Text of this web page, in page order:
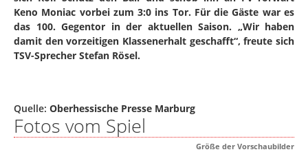
Keno Moniac vorbei zum 3:0 ins Tor. Für die Gäste war es
das 100. Gegentor in der aktuellen Saison. „Wir haben
damit den vorzeitigen Klassenerhalt geschafft“, freute sich
TSV-Sprecher Stefan Rösel.
Quelle: Oberhessische Presse Marburg
Fotos vom Spiel
Größe der Vorschaubilder